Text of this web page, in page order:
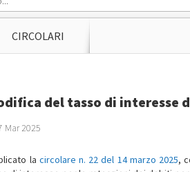
CIRCOLARI
del tasso di interesse
Mar 2025
la circolare n. 22 del 14 marzo 2025,